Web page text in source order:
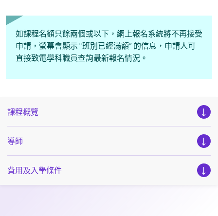
如課程名額只餘兩個或以下，網上報名系統將不再接受
申請，螢幕會顯示 “班別已經滿額” 的信息，申請人可
直接致電學科職員查詢最新報名情況。
課程概覽
導師
費用及入學條件